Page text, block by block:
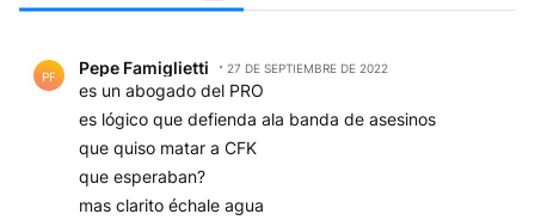
PF Pepe Famiglietti 27 DE SEPTIEMBRE DE 2022
es un abogado del PRO
es lógico que defienda ala banda de asesinos
que quiso matar a CFK
que esperaban?
mas clarito échale agua